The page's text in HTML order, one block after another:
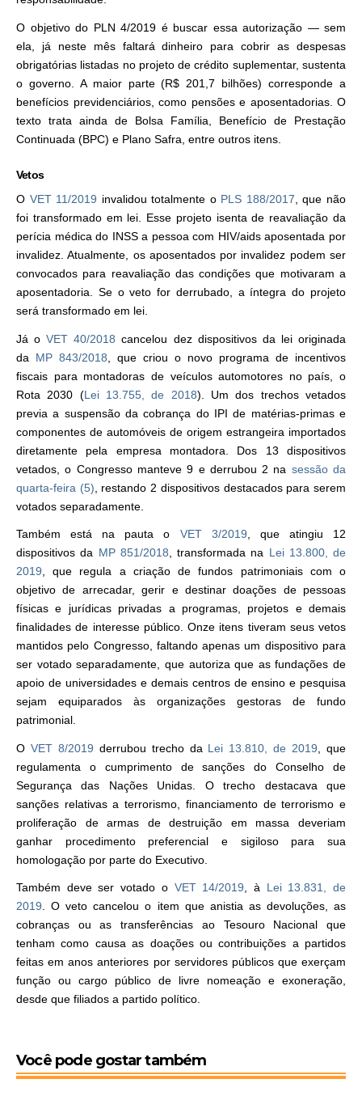
O objetivo do PLN 4/2019 é buscar essa autorização — sem
ela, já neste mês faltará dinheiro para cobrir as despesas
obrigatórias listadas no projeto de crédito suplementar, sustenta
o governo. A maior parte (R$ 201,7 bilhões) corresponde a
benefícios previdenciários, como pensões e aposentadorias. O
texto trata ainda de Bolsa Família, Benefício de Prestação
Continuada (BPC) e Plano Safra, entre outros itens.
Vetos
O VET 11/2019 invalidou totalmente o PLS 188/2017, que não
foi transformado em lei. Esse projeto isenta de reavaliação da
perícia médica do INSS a pessoa com HIV/aids aposentada por
invalidez. Atualmente, os aposentados por invalidez podem ser
convocados para reavaliação das condições que motivaram a
aposentadoria. Se o veto for derrubado, a íntegra do projeto
será transformado em lei.
Já oVET 40/2018 cancelou dez dispositivos da lei originada
da MP 843/2018 , que criou o novo programa de incentivos
fiscais para montadoras de veículos automotores no país, o
Rota 2030 (Lei 13.755, de 2018). Um dos trechos vetados
previa a suspensão da cobrança do IPI de matérias-primas e
componentes de automóveis de origem estrangeira importados
diretamente pela empresa montadora. Dos 13 dispositivos
vetados, o Congresso manteve 9 e derrubou 2 na sessão da
quarta-feira (5) , restando 2 dispositivos destacados para serem
votados separadamente.
Também está na pauta o VET 3/2019, que atingiu 12
dispositivos da MP 851/2018, transformada na Lei 13.800, de
2019, que regula a criação de fundos patrimoniais com o
objetivo de arrecadar, gerir e destinar doações de pessoas
físicas e jurídicas privadas a programas, projetos e demais
finalidades de interesse público. Onze itens tiveram seus vetos
mantidos pelo Congresso, faltando apenas um dispositivo para
ser votado separadamente, que autoriza que as fundações de
apoio de universidades e demais centros de ensino e pesquisa
sejam equiparados às organizações gestoras de fundo
patrimonial.
O VET 8/2019 derrubou trecho da Lei 13.810, de 2019 , que
regulamenta o cumprimento de sanções do Conselho de
Segurança das Nações Unidas. O trecho destacava que
sanções relativas a terrorismo, financiamento de terrorismo e
proliferação de armas de destruição em massa deveriam
ganhar procedimento preferencial e sigiloso para sua
homologação por parte do Executivo.
Também deve ser votado o VET 14/2019, à Lei 13.831, de
2019. O veto cancelou o item que anistia as devoluções, as
cobranças ou as transferências ao Tesouro Nacional que
tenham como causa as doações ou contribuições a partidos
feitas em anos anteriores por servidores públicos que exerçam
função ou cargo público de livre nomeação e exoneração,
desde que filiados a partido político.
Você pode gostar também